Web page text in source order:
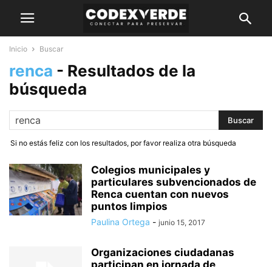
Inicio Buscar
renca - Resultados de la
búsqueda
Si no estás feliz con los resultados, por favor realiza otra búsqueda
Colegios municipales y
particulares subvencionados de
Renca cuentan con nuevos
puntos limpios
Paulina Ortega - junio 15, 2017
Organizaciones ciudadanas
participan en jornada de